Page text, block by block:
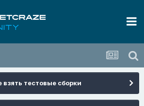
взять тестовые сборки